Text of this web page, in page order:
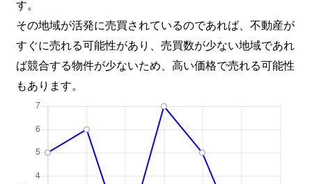
す。
その地域が活発に売買されているのであれば、不動産が
すぐに売れる可能性があり、売買数が少ない地域であれ
ば競合する物件が少ないため、高い価格で売れる可能性
もあります。